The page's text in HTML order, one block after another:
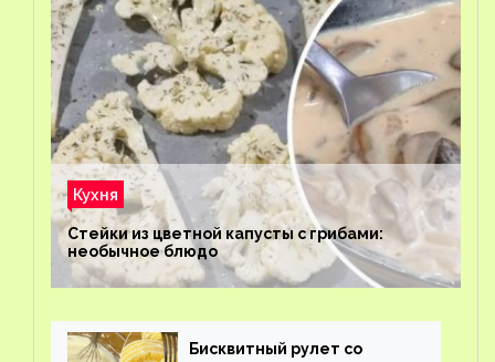
Кухня
Стейки из цветной капусты с грибами:
необычное блюдо
Бисквитный рулет со